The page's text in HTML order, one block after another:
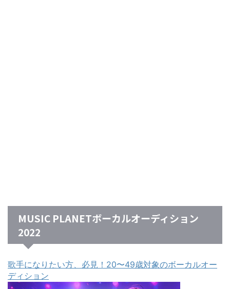
MUSIC PLANETボーカルオーディション
2022
歌手になりたい方、必見！20〜49歳対象のボーカルオー
ディション